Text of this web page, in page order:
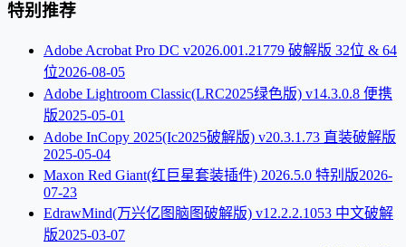
特别推荐
Adobe Acrobat Pro DC v2026.001.21779 破解版 32位 & 64
位2026-08-05
Adobe Lightroom Classic(LRC2025绿色版) v14.3.0.8 便携
版2025-05-01
Adobe InCopy 2025(Ic2025破解版) v20.3.1.73 直装破解版
2025-05-04
Maxon Red Giant(红巨星套装插件) 2026.5.0 特别版2026-
07-23
EdrawMind(万兴亿图脑图破解版) v12.2.2.1053 中文破解
版2025-03-07